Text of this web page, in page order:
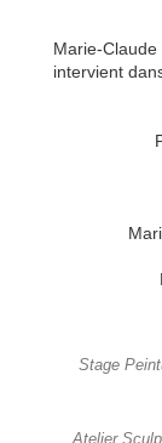
Marie-Claude
intervient
Stage
Atelier